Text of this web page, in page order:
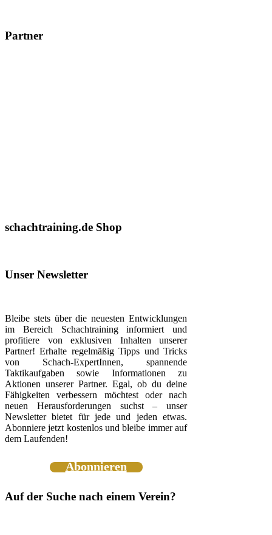
Partner
schachtraining.de Shop
Unser Newsletter
Bleibe stets über die neuesten Entwicklungen
im Bereich Schachtraining informiert und
profitiere von exklusiven Inhalten unserer
Partner! Erhalte regelmäßig Tipps und Tricks
von Schach-ExpertInnen, spannende
Taktikaufgaben sowie Informationen zu
Aktionen unserer Partner. Egal, ob du deine
Fähigkeiten verbessern möchtest oder nach
neuen Herausforderungen suchst – unser
Newsletter bietet für jede und jeden etwas.
Abonniere jetzt kostenlos und bleibe immer auf
dem Laufenden!
Abonnieren
Auf der Suche nach einem Verein?